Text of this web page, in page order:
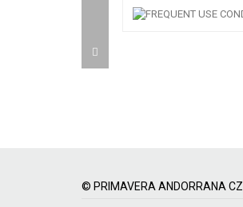
© PRIMAVERA ANDORRANA CZ